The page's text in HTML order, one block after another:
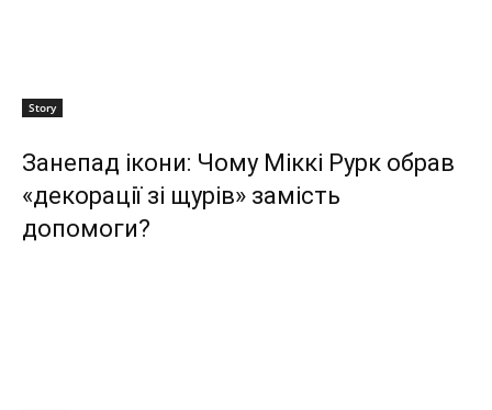
Story
Занепад ікони: Чому Міккі Рурк обрав
«декорації зі щурів» замість
допомоги?